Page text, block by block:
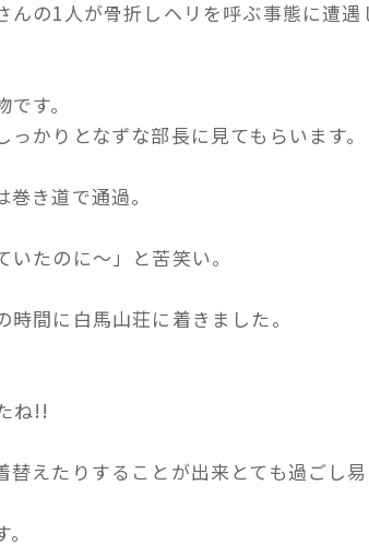
んの1人が骨折しヘリを呼ぶ事態に遭遇
す。
かりとなずな部長に見てもらいます。
き道で通過。
たのに～」と苦笑い。
間に白馬山荘に着きました。
ね!!
えたりすることが出来とても過ごし